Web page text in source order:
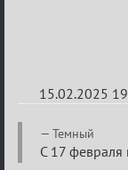
15.02.2025
Re:
Кровавая
Темный
С 17 февраля